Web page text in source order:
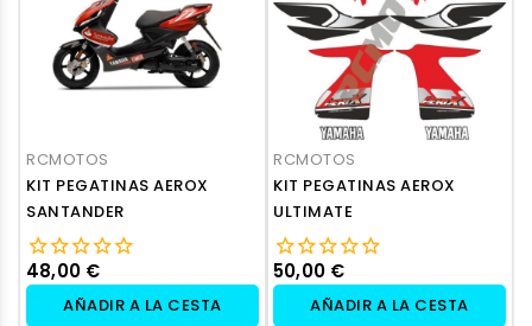
RCMOTOS
KIT PEGATINAS AEROX
SANTANDER
48,00 €
AÑADIR A LA CESTA
RCMOTOS
KIT PEGATINAS AEROX
ULTIMATE
50,00 €
AÑADIR A LA CESTA